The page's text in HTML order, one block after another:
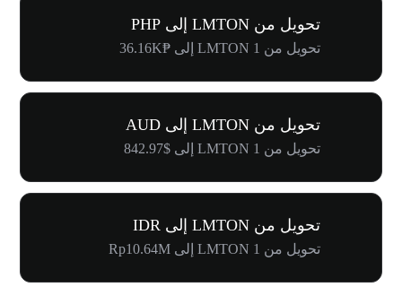
تحويل من LMTON إلى PHP
تحويل من 1 LMTON إلى ₱36.16K
تحويل من LMTON إلى AUD
تحويل من 1 LMTON إلى $842.97
تحويل من LMTON إلى IDR
تحويل من 1 LMTON إلى Rp10.64M